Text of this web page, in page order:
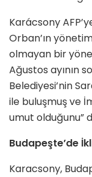
Karácsony
Orban’ın
olmayan bir
Ağustos ayının
Belediyesi’nin
ile buluşmuş ve
umut olduğunu”
Budapeşte’de
Karacsony,